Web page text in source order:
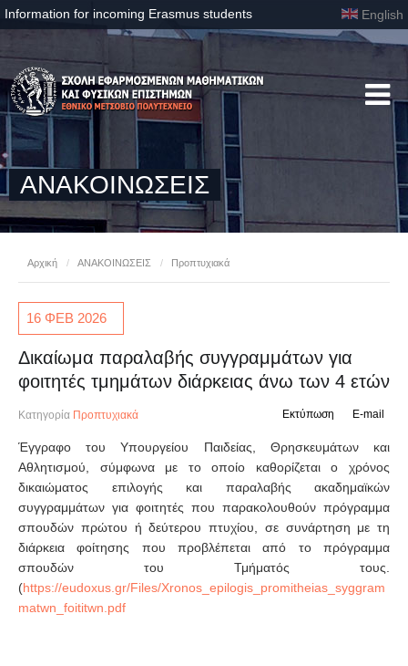
Information for incoming Erasmus students English
ΑΝΑΚΟΙΝΩΣΕΙΣ
Αρχική / ΑΝΑΚΟΙΝΩΣΕΙΣ / Προπτυχιακά
16 ΦΕΒ 2026
Δικαίωμα παραλαβής συγγραμμάτων για
φοιτητές τμημάτων διάρκειας άνω των 4 ετών
Κατηγορία Προπτυχιακά E-mail
Εκτύπωση
Έγγραφο του Υπουργείου Παιδείας, Θρησκευμάτων και
Αθλητισμού, σύμφωνα με το οποίο καθορίζεται ο χρόνος
δικαιώματος επιλογής και παραλαβής ακαδημαϊκών
συγγραμμάτων για φοιτητές που παρακολουθούν πρόγραμμα
σπουδών πρώτου ή δεύτερου πτυχίου, σε συνάρτηση με τη
διάρκεια φοίτησης που προβλέπεται από το πρόγραμμα
σπουδών του Τμήματός τους.
(https://eudoxus.gr/Files/Xronos_epilogis_promitheias_syggram
matwn_foititwn.pdf